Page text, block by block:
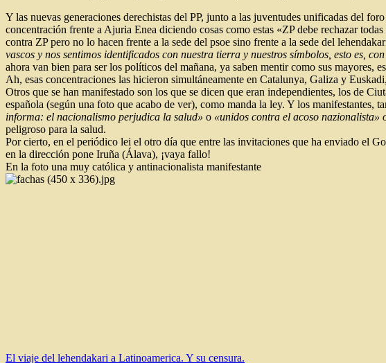
Y las nuevas generaciones derechistas del PP, junto a las juventudes unificadas del
concentración frente a Ajuria Enea diciendo cosas como estas «ZP debe rechazar
contra ZP pero no lo hacen frente a la sede del psoe sino frente a la sede del
vascos y nos sentimos identificados con nuestra tierra y nuestros símbolos, esto es,
ahora van bien para ser los políticos del mañana, ya saben mentir como sus mayores,
Ah, esas concentraciones las hicieron simultáneamente en Catalunya, Galiza y
Otros que se han manifestado son los que se dicen que eran independientes, los de
española (según una foto que acabo de ver), como manda la ley. Y los manifestantes,
informa: el nacionalismo perjudica la salud» o «unidos contra el acoso nazionalista»
peligroso para la salud.
Por cierto, en el periódico lei el otro día que entre las invitaciones que ha enviado el
en la dirección pone Iruña (Álava), ¡vaya fallo!
En la foto una muy católica y antinacionalista manifestante
El viaje del lehendakari a Latinoamerica. Y su censura.